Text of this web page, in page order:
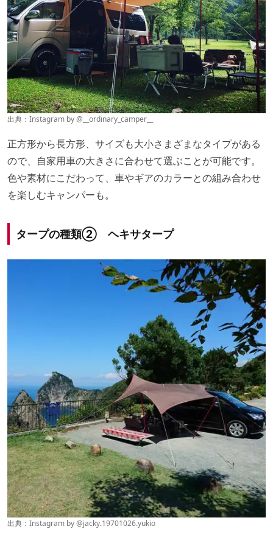
ゲートが解放されているため、調理中に出る食材の匂いが
ダイレクトに車内に入ってしまいます。
そのままにしておくと車内に匂いが染みついてしまうの
で、カーサイドタープの使用中は窓を開けて換気したり、
消臭スプレーを使用したりして消臭対策をしましょう。
出典：Instagram by @ __ordinary_camper__
正方形から長方形、サイズも大小さまざまなタイプがある
ので、自家用車の大きさに合わせて選ぶことが可能です。
色や素材にこだわって、車やギアのカラーとの組み合わせ
を楽しむキャンパーも。
タープの種類② ヘキサタープ
出典：Instagram by @jacky.19701026.yukio